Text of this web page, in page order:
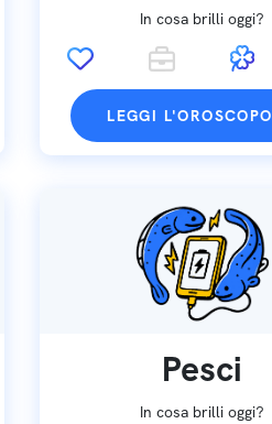
In cosa brilli oggi?
LEGGI L'OROSCOPO
Pesci
In cosa brilli oggi?